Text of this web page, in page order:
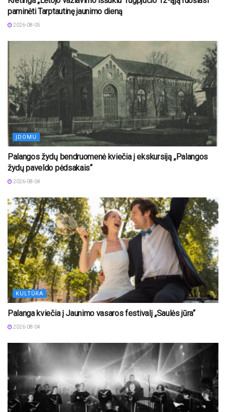
paminėti Tarptautinę jaunimo dieną
2026-08-05
ĮDOMU
Palangos žydų bendruomenė kviečia į ekskursiją „Palangos
žydų paveldo pėdsakais“
2026-08-04
KULTŪRA
Palanga kviečia į Jaunimo vasaros festivalį „Saulės jūra“
2026-08-04